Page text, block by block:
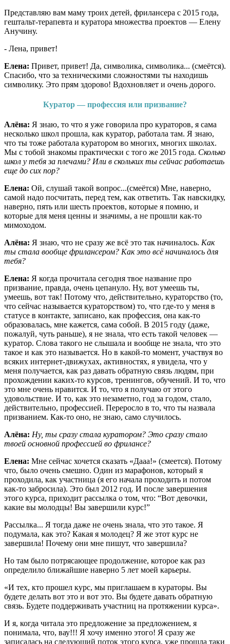
Представляю вам маму троих детей, фрилансера с 2015 года,
гештальт-терапевта и куратора множества проектов — Елену
Анучину.
- Лена, привет!
Елена: Привет, привет! Да, символика, символика... (смеётся).
Спасибо, что за техническими сложностями ты находишь
символику. Это прям здорово! Вдохновляет и очень дорого.
Куратор — профессия или призвание?
Алёна: Я знаю, то что я уже говорила про кураторов, я сама
несколько школ прошла, как куратор, работала там. Я знаю,
что ты тоже работала куратором во многих, многих школах.
Мы с тобой знакомы практически с того же 2015 года. Сколько
школ у тебя за плечами? Или в скольких ты сейчас работаешь
еще до сих пор?
Елена: Ой, слушай такой вопрос...(смеётся) Мне, наверно,
самой надо посчитать, перед тем, как ответить. Так навскидку,
наверно, пять или шесть проектов, которые я помню, и
которые для меня ценны и значимы, а не прошли как-то
мимоходом.
Алёна: Я знаю, что не сразу же всё это так начиналось. Как
ты стала вообще фрилансером? Как это всё начиналось для
тебя?
Елена: Я когда прочитала сегодня твое название про
призвание, правда, очень цепануло. Ну, вот умеешь ты,
умеешь, вот так! Потому что, действительно, кураторство (то,
что сейчас называется кураторством) то, что где-то у меня в
статусе в контакте, записано, как профессия, она как-то
образовалась, мне кажется, сама собой. В 2015 году (даже,
пожалуй, чуть раньше), я не знала, что есть такой человек —
куратор. Слова такого не слышала и вообще не знала, что это
такое и как это называется. Но в какой-то момент, участвуя во
всяких интернет-движухах, активностях, я увидела, что у
меня получается, как раз давать обратную связь людям, при
прохождении каких-то курсов, тренингов, обучений. И то, что
это мне очень нравится. И то, что я получаю от этого
удовольствие. И то, как это незаметно, год за годом, стало,
действительно, профессией. Переросло в то, что ты назвала
призванием. Как-то оно, не знаю, само случилось.
Алёна: Ну, ты сразу стала куратором? Это сразу стало
твоей основной профессией во фрилансе?
Елена: Мне сейчас хочется сказать «Дааа!» (смеется). Потому
что, было очень смешно. Один из марафонов, который я
проходила, как участница (я его начала проходить и потом
как-то забросила). Это был 2012 год. И после завершения
этого курса, приходит рассылка о том, что: “Вот девочки,
какие вы молодцы! Вы завершили курс!”
Рассылка... Я тогда даже не очень знала, что это такое. Я
подумала, как это? Какая я молодец? Я же этот курс не
завершила! Почему они мне пишут, что завершила?
Но там было потрясающее продолжение, которое как раз
определило ближайшие наверно 5 лет моей карьеры.
«И тех, кто прошел курс, мы приглашаем в кураторы. Вы
будете делать вот это и вот это. Вы будете давать обратную
связь. Будете поддерживать участниц на протяжении курса».
И я, когда читала это предложение за предложением, я
понимала, что, вау!!! Я хочу именно этого! Я сразу же
записалась на следующий поток этого курса, уже прошла таки